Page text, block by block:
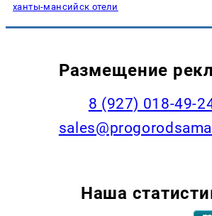
ханты-мансийск отели
Размещение
8 (927) 018-49-
Наша